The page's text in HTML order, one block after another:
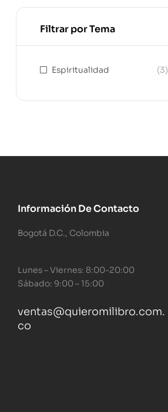
Filtrar por Tema
Espiritualidad (3)
Información De Contacto
Bogotá D.C., Colombia
Lunes – Viernes: 8:00-20:00
Sábado: 9:00 – 15:00
ventas@quieromilibro.com.
co